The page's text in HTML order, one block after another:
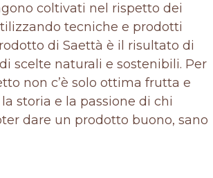
coltivati nel rispetto dei
tecniche e prodotti
di Saettà è il risultato di
scelte naturali e sostenibili. Per
non c’è solo ottima frutta e
storia e la passione di chi
dare un prodotto buono, sano